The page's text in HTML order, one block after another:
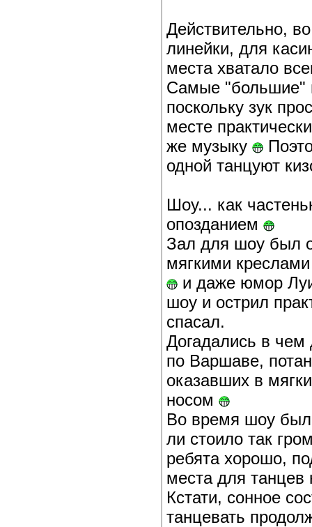
Действительно,
линейки, для
места хватало
Самые "большие"
поскольку зук
месте
же музыку
одной танцуют
Шоу... как
опозданием
Зал для шоу был
мягкими
и даже юмор
шоу и острил
спасал.
Догадались в
по Варшаве,
оказавших в
носом
Во время шоу
ли стоило так
ребята хорошо,
места для
Кстати, сонное
танцевать